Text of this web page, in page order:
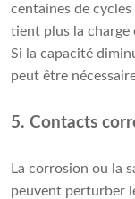
centaines de
tient plus la charge
Si la capacité
peut être
5. Contacts
La corrosion ou la
peuvent perturber